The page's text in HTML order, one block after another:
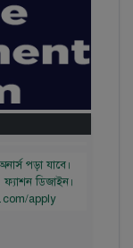
পড়ার
খরচ ২ লক্ষ
পড়া যাবে।
ডিজাইন।
apply